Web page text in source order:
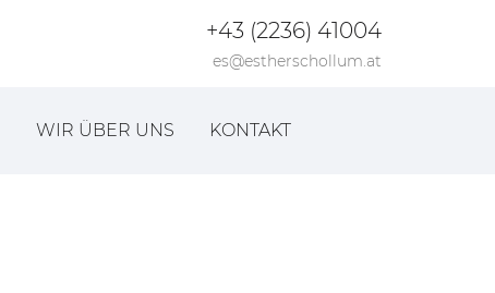
+43 (2236) 41004
es@estherschollum.at
WIR ÜBER UNS KONTAKT